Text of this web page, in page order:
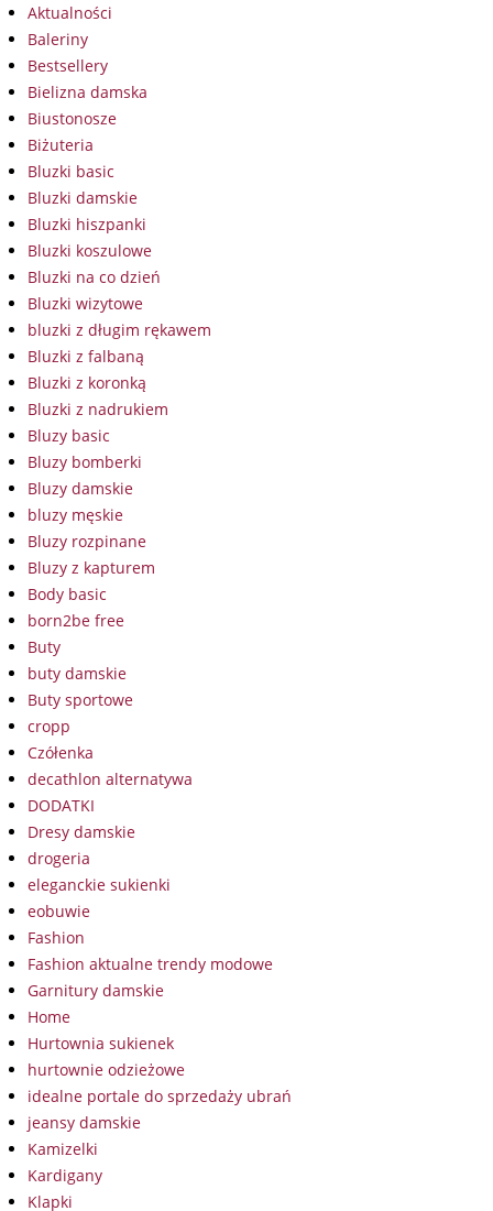
Aktualności
Baleriny
Bestsellery
Bielizna damska
Biustonosze
Biżuteria
Bluzki basic
Bluzki damskie
Bluzki hiszpanki
Bluzki koszulowe
Bluzki na co dzień
Bluzki wizytowe
bluzki z długim rękawem
Bluzki z falbaną
Bluzki z koronką
Bluzki z nadrukiem
Bluzy basic
Bluzy bomberki
Bluzy damskie
bluzy męskie
Bluzy rozpinane
Bluzy z kapturem
Body basic
born2be free
Buty
buty damskie
Buty sportowe
cropp
Czółenka
decathlon alternatywa
DODATKI
Dresy damskie
drogeria
eleganckie sukienki
eobuwie
Fashion
Fashion aktualne trendy modowe
Garnitury damskie
Home
Hurtownia sukienek
hurtownie odzieżowe
idealne portale do sprzedaży ubrań
jeansy damskie
Kamizelki
Kardigany
Klapki